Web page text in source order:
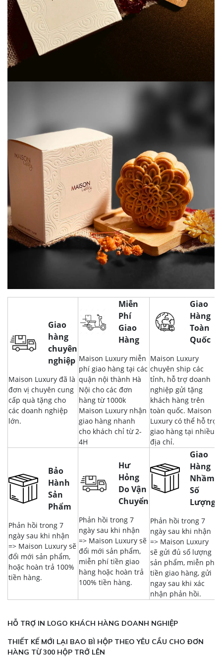
Giao
hàng
chuyên
nghiệp
Maison Luxury đã là
đơn vị chuyên cung
cấp quà tặng cho
các doanh nghiệp
lớn.
Miễn
Phí
Giao
Hàng
Maison Luxury miễn
phí giao hàng tại các
quận nội thành Hà
Nội cho các đơn
hàng từ 1000k
Maison Luxury nhận
giao hàng nhanh
cho khách chỉ từ 2-
4H
Giao
Hàng
Toàn
Quốc
Maison Luxury
chuyên ship các
tỉnh, hỗ trợ doanh
nghiệp gửi tặng
khách hàng trên
toàn quốc. Maison
Luxury có thể hỗ trợ
giao hàng tại nhiều
địa chỉ.
Bảo
Hành
Sản
Phẩm
Phản hồi trong 7
ngày sau khi nhận
=> Maison Luxury sẽ
đổi mới sản phẩm,
hoặc hoàn trả 100%
tiền hàng.
Hư
Hỏng
Do Vận
Chuyển
Phản hồi trong 7
ngày sau khi nhận
=> Maison Luxury sẽ
đổi mới sản phẩm,
miễn phí tiền giao
hàng hoặc hoàn trả
100% tiền hàng.
Giao
Hàng
Nhầm,
Số
Lượng
Phản hồi trong 7
ngày sau khi nhận
=> Maison Luxury
sẽ gửi đủ số lượng
sản phẩm, miễn phí
tiền giao hàng, gửi
ngay sau khi xác
nhận phản hồi.
HỖ TRỢ IN LOGO KHÁCH HÀNG DOANH NGHIỆP
THIẾT KẾ MỚI LẠI BAO BÌ HỘP THEO YÊU CẦU CHO ĐƠN
HÀNG TỪ 300 HỘP TRỞ LÊN